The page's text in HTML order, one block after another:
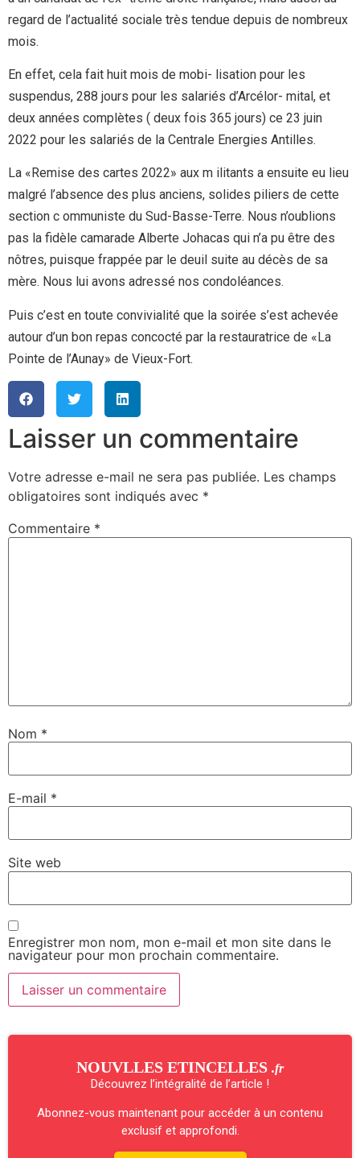
regard de l’actualité sociale très tendue depuis de nombreux
mois.
En effet, cela fait huit mois de mobi- lisation pour les
suspendus, 288 jours pour les salariés d’Arcélor- mital, et
deux années complètes ( deux fois 365 jours) ce 23 juin
2022 pour les salariés de la Centrale Energies Antilles.
La «Remise des cartes 2022» aux m ilitants a ensuite eu lieu
malgré l’absence des plus anciens, solides piliers de cette
section c ommuniste du Sud-Basse-Terre. Nous n’oublions
pas la fidèle camarade Alberte Johacas qui n’a pu être des
nôtres, puisque frappée par le deuil suite au décès de sa
mère. Nous lui avons adressé nos condoléances.
Puis c’est en toute convivialité que la soirée s’est achevée
autour d’un bon repas concocté par la restauratrice de «La
Pointe de l’Aunay» de Vieux-Fort.
Laisser un commentaire
Votre adresse e-mail ne sera pas publiée. Les champs
obligatoires sont indiqués avec *
Commentaire *
Nom *
E-mail *
Site web
Enregistrer mon nom, mon e-mail et mon site dans le
navigateur pour mon prochain commentaire.
NOUVLLES ETINCELLES .fr
Découvrez l’intégralité de l’article !
Abonnez-vous maintenant pour accéder à un contenu
exclusif et approfondi.